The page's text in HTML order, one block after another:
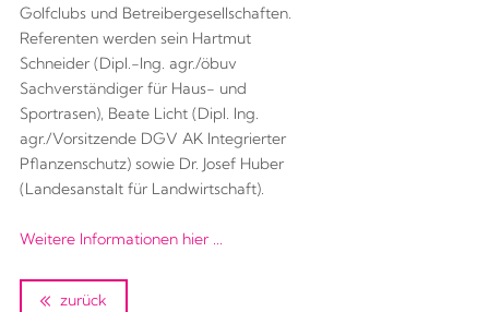
Golfclubs und Betreibergesellschaften.
Referenten werden sein Hartmut
Schneider (Dipl.-Ing. agr./öbuv
Sachverständiger für Haus- und
Sportrasen), Beate Licht (Dipl. Ing.
agr./Vorsitzende DGV AK Integrierter
Pflanzenschutz) sowie Dr. Josef Huber
(Landesanstalt für Landwirtschaft).
Weitere Informationen hier ...
zurück